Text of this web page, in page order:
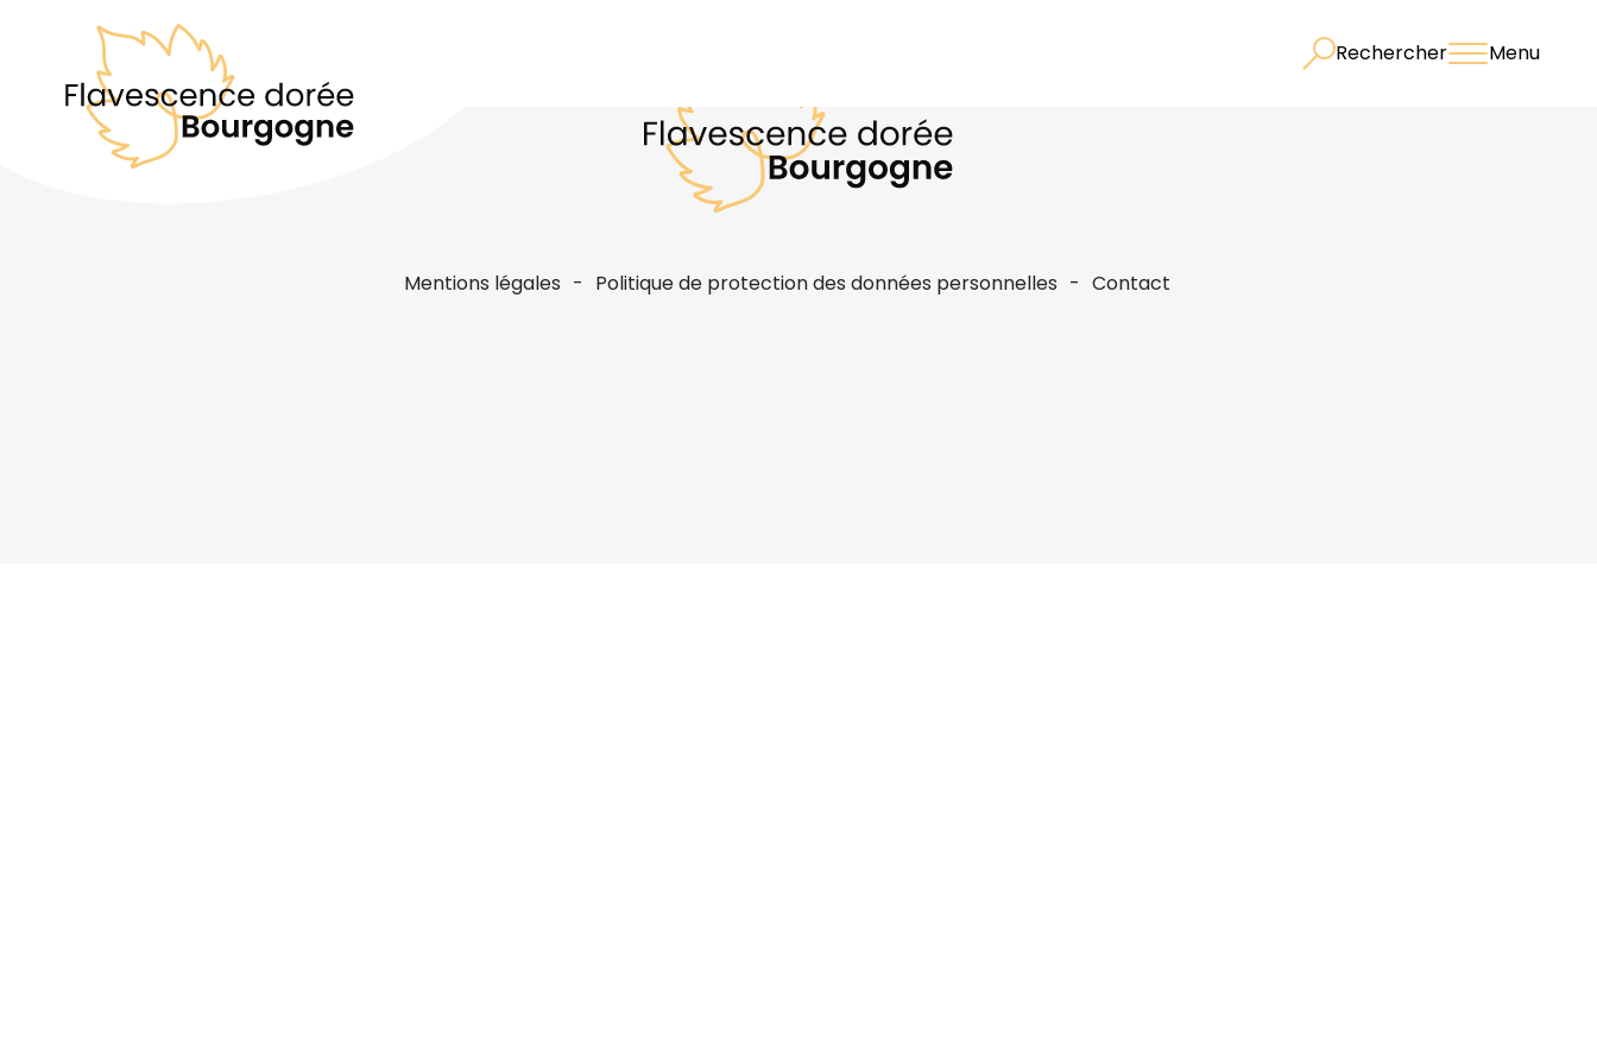
Rechercher Menu
Mentions légales Politique de protection des données personnelles Contact